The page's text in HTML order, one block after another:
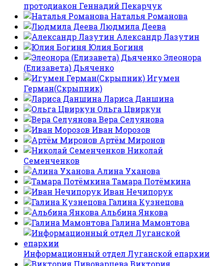
протодиакон Геннадий Пекарчук
Наталья Романова
Людмила Деева
Александр Лазутин
Юлия Богиня
Элеонора
(Елизавета) Дьяченко
Игумен
Герман(Скрыпник)
Лариса Даншина
Ольга Цвиркун
Вера Селуянова
Иван Морозов
Артём Миронов
Николай
Семенченков
Алина Уханова
Тамара Потёмкина
Иван Нечипорук
Галина Кузнецова
Альбина Янкова
Галина Мамонтова
Информационный отдел Луганской епархии
Виктория